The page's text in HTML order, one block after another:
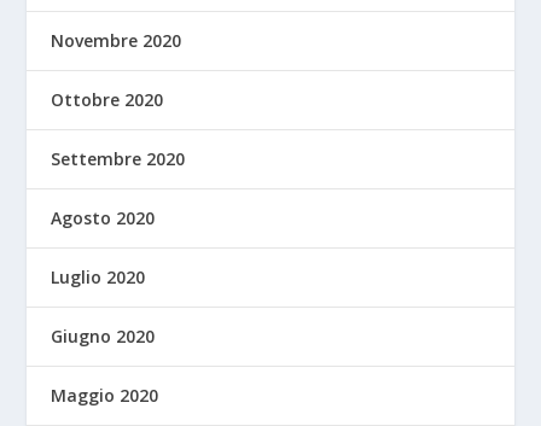
Novembre 2020
Ottobre 2020
Settembre 2020
Agosto 2020
Luglio 2020
Giugno 2020
Maggio 2020